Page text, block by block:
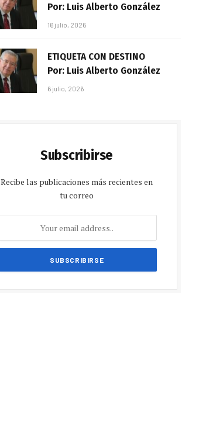
Por: Luis Alberto González
16 julio, 2026
ETIQUETA CON DESTINO
Por: Luis Alberto González
6 julio, 2026
Subscribirse
Recibe las publicaciones más recientes en
tu correo